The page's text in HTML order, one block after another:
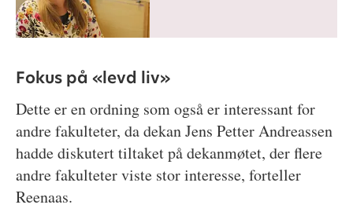
Fokus på «levd liv»
Dette er en ordning som også er interessant for
andre fakulteter, da dekan Jens Petter Andreassen
hadde diskutert tiltaket på dekanmøtet, der flere
andre fakulteter viste stor interesse, forteller
Reenaas.